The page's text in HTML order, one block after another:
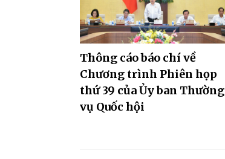
Thông cáo báo chí về
Chương trình Phiên họp
thứ 39 của Ủy ban Thường
vụ Quốc hội